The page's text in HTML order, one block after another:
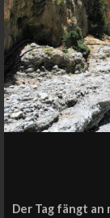
Der Tag fängt